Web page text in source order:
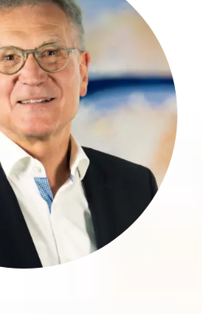
in der Finanzindustrie
klaren Fokus auf die
Betreuung großer
sowie institutioneller
Karriere begann im
bei einer deutschen
gefolgt von
Funktionen in der
zweier
in Luxemburg –
einer großen
sowie